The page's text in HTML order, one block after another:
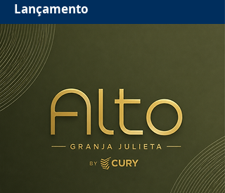
Lançamento